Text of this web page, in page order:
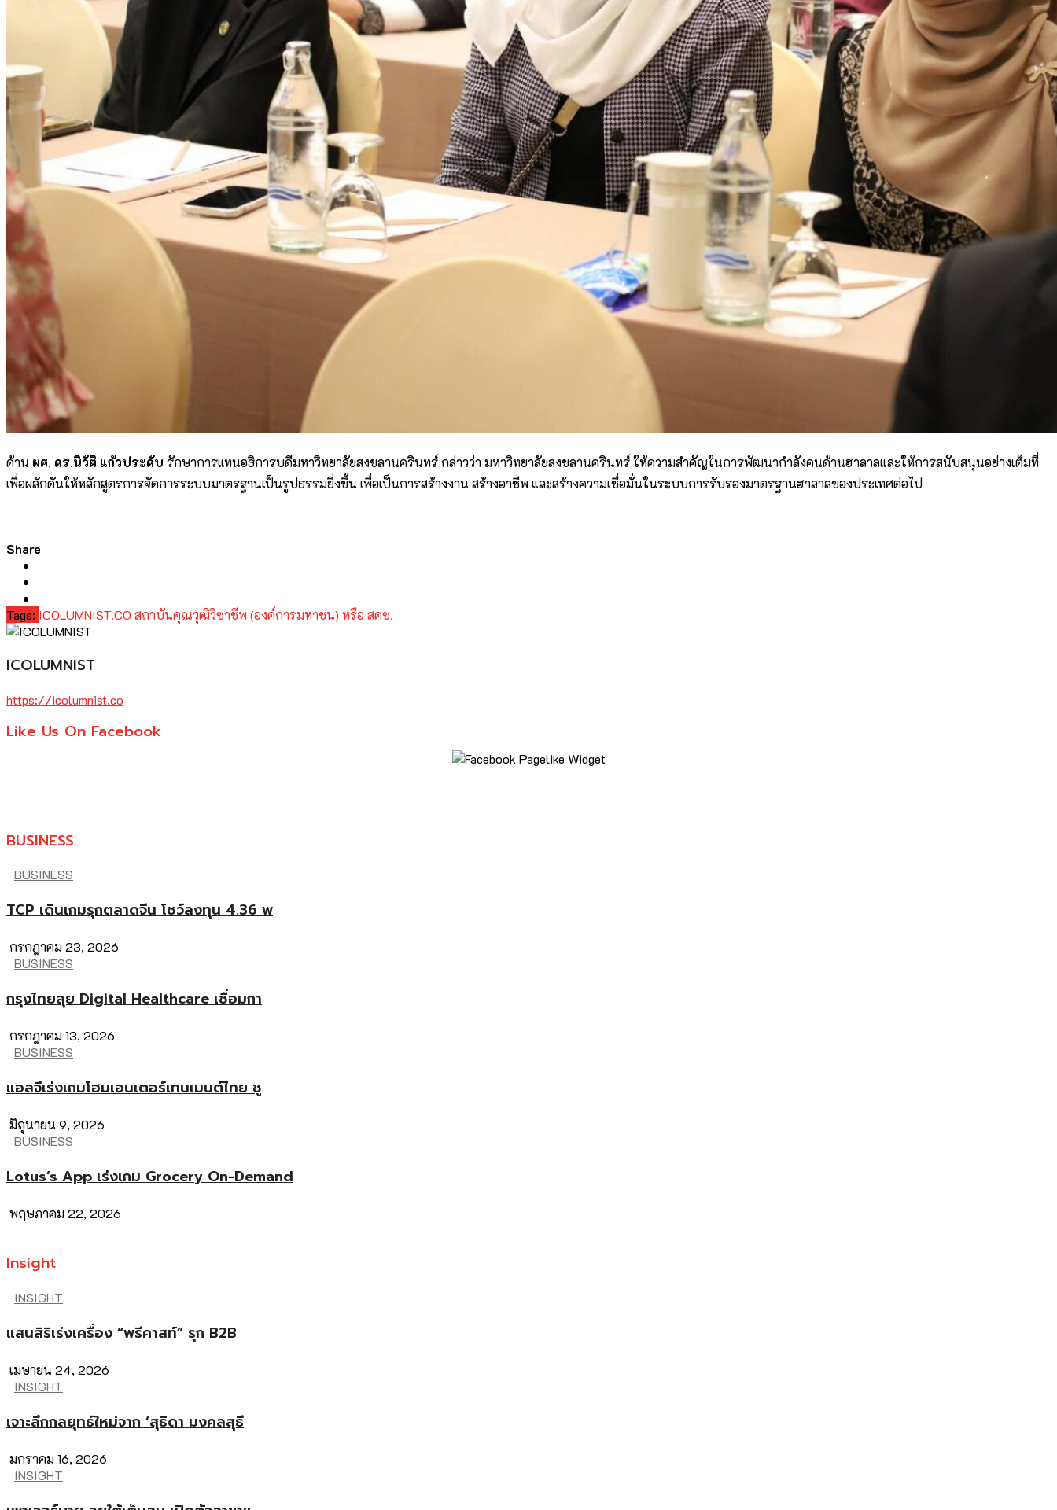
ด้าน ผศ. ดร.นิวัติ แก้วประดับ รักษาการแทนอธิการบดีมหาวิทยาลัยสงขลานครินทร์ กล่าวว่า มหาวิทยาลัยสงขลานครินทร์ ให้ความสำคัญในการพัฒนากำลังคนด้านฮาลาลและให้การสนับสนุนอย่างเต็มที่
เพื่อผลักดันให้หลักสูตรการจัดการระบบมาตรฐานเป็นรูปธรรมยิ่งขึ้น เพื่อเป็นการสร้างงาน สร้างอาชีพ และสร้างความเชื่อมั่นในระบบการรับรองมาตรฐานฮาลาลของประเทศต่อไป
Share
Tags: ICOLUMNIST.CO สถาบันคุณวุฒิวิชาชีพ (องค์การมหาชน) หรือ สคช.
ICOLUMNIST
https://icolumnist.co
Like Us On Facebook
BUSINESS
BUSINESS
TCP เดินเกมรุกตลาดจีน โชว์ลงทุน 4.36 พ
กรกฎาคม 23, 2026
BUSINESS
กรุงไทยลุย Digital Healthcare เชื่อมกา
กรกฎาคม 13, 2026
BUSINESS
แอลจีเร่งเกมโฮมเอนเตอร์เทนเมนต์ไทย ชู
มิถุนายน 9, 2026
BUSINESS
Lotus’s App เร่งเกม Grocery On-Demand
พฤษภาคม 22, 2026
Insight
INSIGHT
แสนสิริเร่งเครื่อง “พรีคาสท์” รุก B2B
เมษายน 24, 2026
INSIGHT
เจาะลึกกลยุทธ์ใหม่จาก ‘สุธิดา มงคลสุธี
มกราคม 16, 2026
INSIGHT